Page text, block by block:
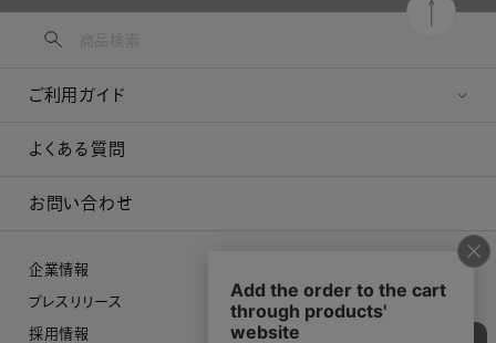
ご利用ガイド
よくある質問
お問い合わせ
企業情報
プレスリリース
採用情報